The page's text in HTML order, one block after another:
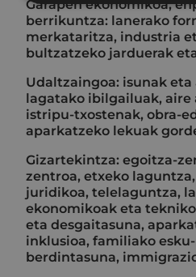
Garapen ekonomikoa,
berrikuntza: lanerako
merkataritza, industria
bultzatzeko jarduerak
Udaltzaingoa: isunak eta
lagatako ibilgailuak, aire
istripu-txostenak, obra-
aparkatzeko lekuak
Gizartekintza: egoitza-
zentroa, etxeko
juridikoa, telelaguntza,
ekonomikoak eta
eta desgaitasuna,
inklusioa, familiako
berdintasuna,